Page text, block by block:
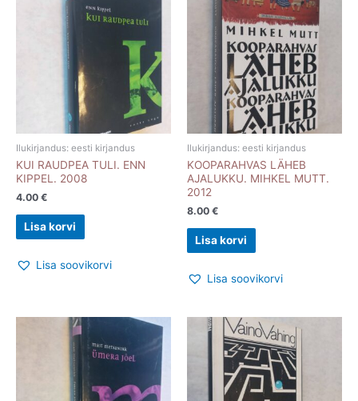
Ilukirjandus: eesti kirjandus
KUI RAUDPEA TULI. ENN
KIPPEL. 2008
4.00 €
Lisa korvi
Lisa soovikorvi
Ilukirjandus: eesti kirjandus
KOOPARAHVAS LÄHEB
AJALUKKU. MIHKEL MUTT.
2012
8.00 €
Lisa korvi
Lisa soovikorvi